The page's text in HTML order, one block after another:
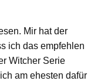
Mir hat der
ich das empfehlen
Witcher Serie
am ehesten dafür